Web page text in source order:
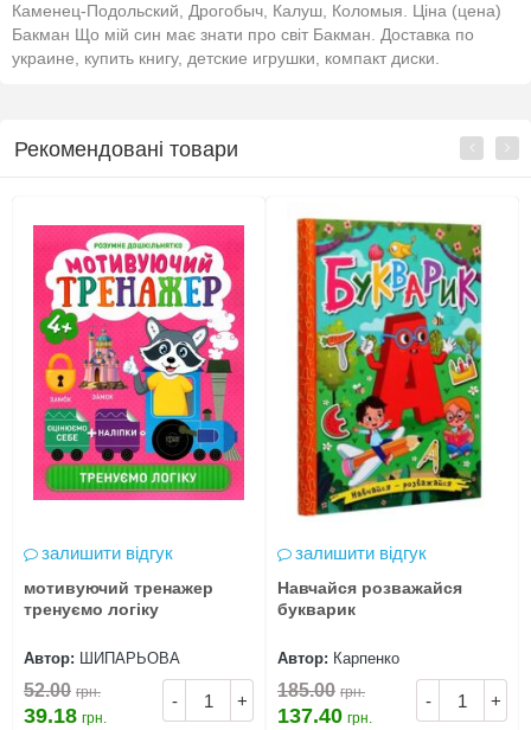
Каменец-Подольский, Дрогобыч, Калуш, Коломыя. Ціна (цена)
Бакман Що мій син має знати про світ Бакман. Доставка по
украине, купить книгу, детские игрушки, компакт диски.
Рекомендовані товари
залишити відгук
мотивуючий тренажер
тренуємо логіку
Автор: ШИПАРЬОВА
- +
52.00 грн.
39.18 грн.
залишити відгук
Навчайся розважайся
букварик
Автор: Карпенко
- +
185.00 грн.
137.40 грн.